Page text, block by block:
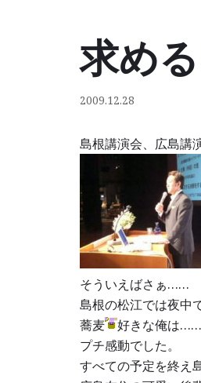
求め
2009.12.28
島根講演会、広島講
そういえばさぁ……
島根の松江では夜中
蕎麦
好きな俺は……
プチ感動でした。
すべての予定を終え